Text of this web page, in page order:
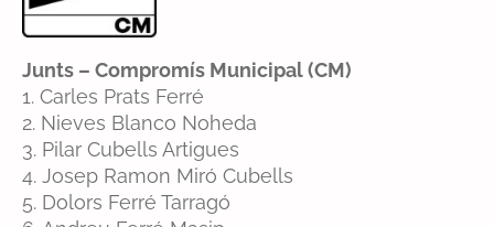
Junts – Compromís Municipal (CM)
1. Carles Prats Ferré
2. Nieves Blanco Noheda
3. Pilar Cubells Artigues
4. Josep Ramon Miró Cubells
5. Dolors Ferré Tarragó